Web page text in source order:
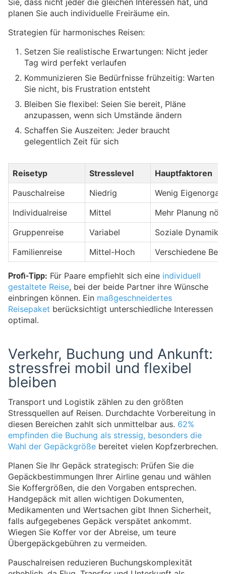
Sie, dass nicht jeder die gleichen Interessen hat, und
planen Sie auch individuelle Freiräume ein.
Strategien für harmonisches Reisen:
Setzen Sie realistische Erwartungen: Nicht jeder
Tag wird perfekt verlaufen
Kommunizieren Sie Bedürfnisse frühzeitig: Warten
Sie nicht, bis Frustration entsteht
Bleiben Sie flexibel: Seien Sie bereit, Pläne
anzupassen, wenn sich Umstände ändern
Schaffen Sie Auszeiten: Jeder braucht
gelegentlich Zeit für sich
Reisetyp Stresslevel
Hauptfaktoren
Pauschalreise
Niedrig
Wenig
Individualreise
Mittel
Mehr Planung
Gruppenreise
Variabel
Soziale Dynamik
Familienreise
Mittel-Hoch Verschiedene
Profi-Tipp: Für Paare empfiehlt sich eine individuell
gestaltete Reise, bei der beide Partner ihre Wünsche
einbringen können. Ein maßgeschneidertes
Reisepaket berücksichtigt unterschiedliche Interessen
optimal.
Verkehr, Buchung und Ankunft:
stressfrei mobil und flexibel
bleiben
Transport und Logistik zählen zu den größten
Stressquellen auf Reisen. Durchdachte Vorbereitung in
diesen Bereichen zahlt sich unmittelbar aus. 62%
empfinden die Buchung als stressig, besonders die
Wahl der Gepäckgröße bereitet vielen Kopfzerbrechen.
Planen Sie Ihr Gepäck strategisch: Prüfen Sie die
Gepäckbestimmungen Ihrer Airline genau und wählen
Sie Koffergrößen, die den Vorgaben entsprechen.
Handgepäck mit allen wichtigen Dokumenten,
Medikamenten und Wertsachen gibt Ihnen Sicherheit,
falls aufgegebenes Gepäck verspätet ankommt.
Wiegen Sie Koffer vor der Abreise, um teure
Übergepäckgebühren zu vermeiden.
Pauschalreisen reduzieren Buchungskomplexität